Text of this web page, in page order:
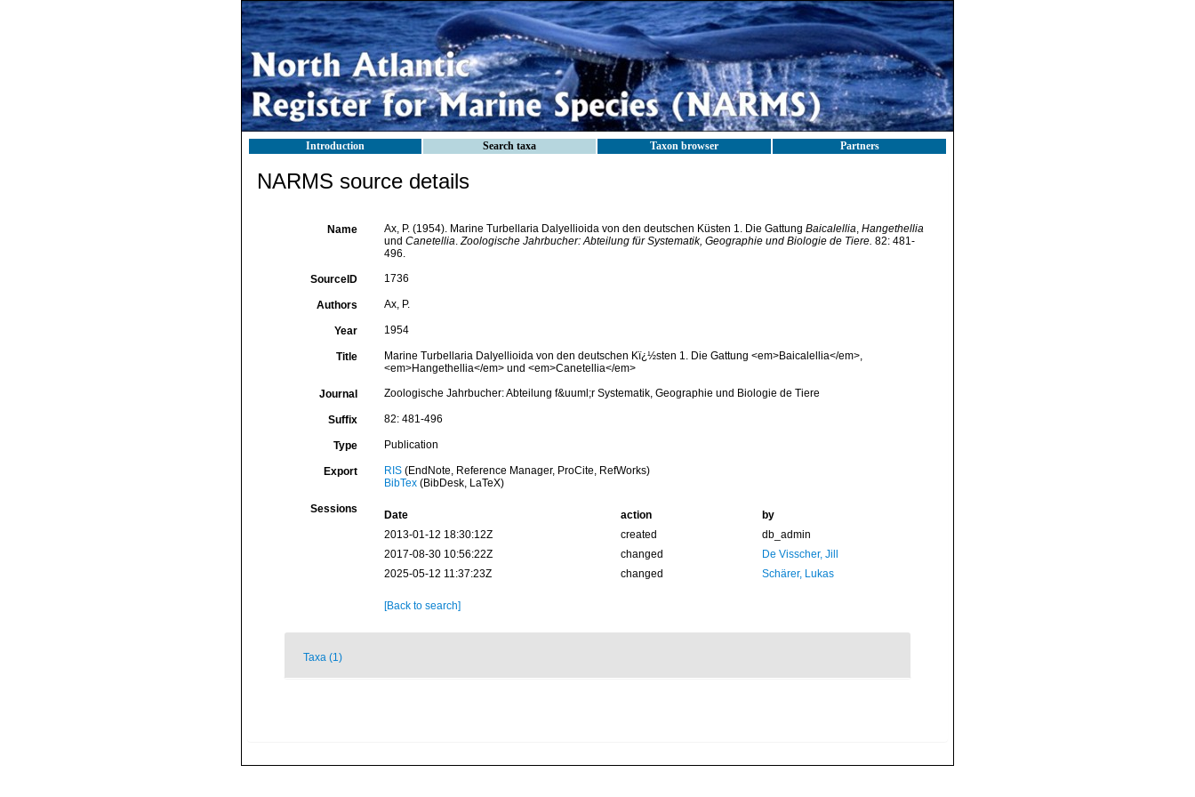
Introduction Search taxa Taxon browser Partners
NARMS source details
Name Ax, P. (1954). Marine Turbellaria Dalyellioida von den deutschen Küsten 1. Die Gattung Baicalellia, Hangethellia
und Canetellia.Zoologische Jahrbucher: Abteilung für Systematik, Geographie und Biologie de Tiere. 82: 481-
496.
SourceID 1736
Authors Ax, P.
Year 1954
Title
Marine Turbellaria Dalyellioida von den deutschen Kï¿½sten 1. Die Gattung <em>Baicalellia</em>,
<em>Hangethellia</em> und <em>Canetellia</em>
Journal Zoologische Jahrbucher: Abteilung f&uuml;r Systematik, Geographie und Biologie de Tiere
Suffix 82: 481-496
Type Publication
Export RIS(EndNote, Reference Manager, ProCite, RefWorks)
BibTex(BibDesk, LaTeX)
Sessions Date action
by
2013-01-12 18:30:12Z
created
db_admin
2017-08-30 10:56:22Z
changed
De Visscher, Jill
2025-05-12 11:37:23Z
changed Schärer, Lukas
[Back to search]
Taxa (1)